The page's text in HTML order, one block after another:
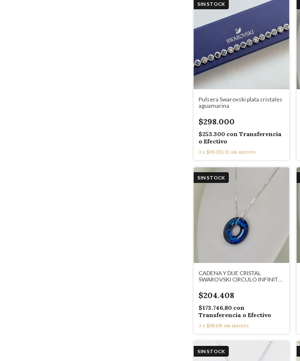
SIN STOCK
Pulsera Swarovski plata cristales
aguamarina
$298.000
$253.300 con Transferencia
o Efectivo
3 x $99.333,33 sin interés
SIN STOCK
CADENA Y DIJE CRISTAL
SWAROVSKI CIRCULO INFINITO
$204.408
$173.746,80 con
Transferencia o Efectivo
3 x $68.136 sin interés
SIN STOCK